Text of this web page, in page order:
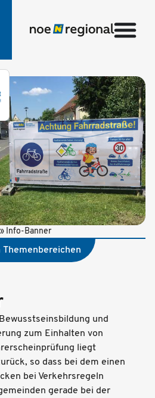
» Info-Banner
und
zum Einhalten von
liegt
so dass bei dem einen
bei Verkehrsregeln
gerade bei der